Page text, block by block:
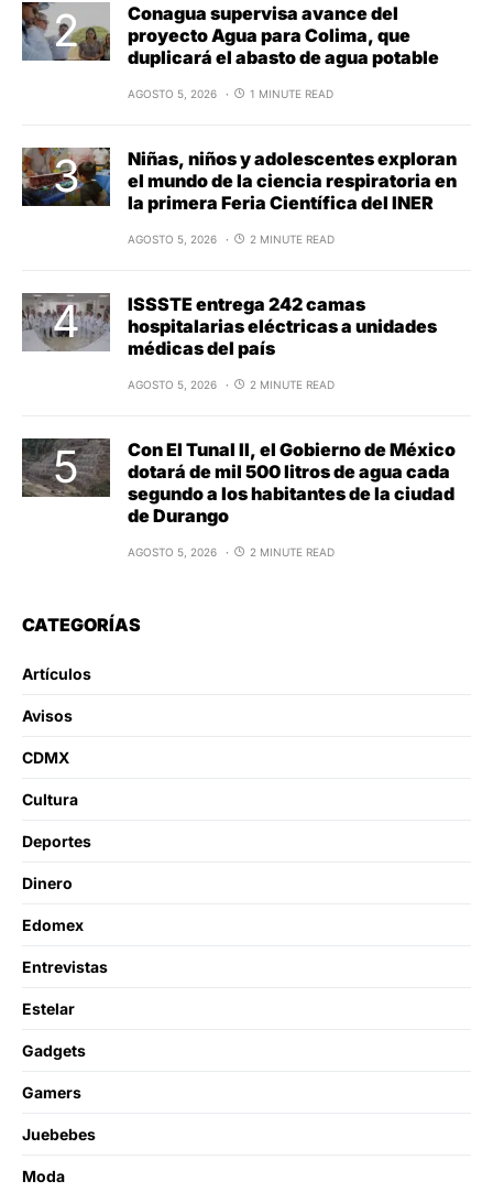
Conagua supervisa avance del
proyecto Agua para Colima, que
duplicará el abasto de agua potable
AGOSTO 5, 2026 1 MINUTE READ
Niñas, niños y adolescentes exploran
el mundo de la ciencia respiratoria en
la primera Feria Científica del INER
AGOSTO 5, 2026 2 MINUTE READ
ISSSTE entrega 242 camas
hospitalarias eléctricas a unidades
médicas del país
AGOSTO 5, 2026 2 MINUTE READ
Con El Tunal II, el Gobierno de México
dotará de mil 500 litros de agua cada
segundo a los habitantes de la ciudad
de Durango
AGOSTO 5, 2026 2 MINUTE READ
CATEGORÍAS
Artículos
Avisos
CDMX
Cultura
Deportes
Dinero
Edomex
Entrevistas
Estelar
Gadgets
Gamers
Juebebes
Moda